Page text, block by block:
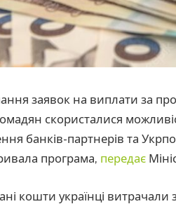
заявок на виплати за
скористалися
банків-партнерів та
програма, передає
кошти українці витрачали